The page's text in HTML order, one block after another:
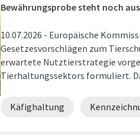
Bewährungsprobe steht noch aus
10.07.2026 - Europäische
Gesetzesvorschlägen zum
erwartete Nutztierstrategie
Tierhaltungssektors formuliert.
Käfighaltung